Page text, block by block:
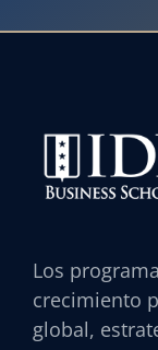
Los
crecimiento
global,